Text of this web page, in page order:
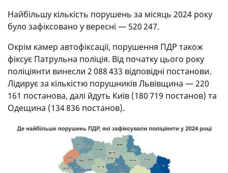
Найбільшу кількість порушень за місяць 2024 року
було зафіксовано у вересні — 520 247.
Окрім камер автофіксації, порушення ПДР також
фіксує Патрульна поліція. Від початку цього року
поліціянти винесли 2 088 433 відповідні постанови.
Лідирує за кількістю порушників Львівщина — 220
161 постанова, далі йдуть Київ (180 719 постанов) та
Одещина (134 836 постанов).